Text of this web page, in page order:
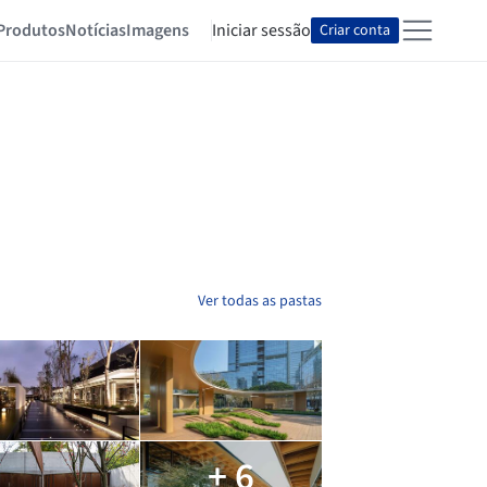
NotíciasImagens Iniciar sessão Criar conta
Ver todas as pastas